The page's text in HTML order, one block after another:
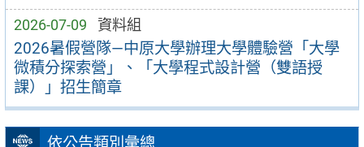
2026-07-09 資料組
2026暑假營隊—中原大學辦理大學體驗營「大學
微積分探索營」、「大學程式設計營（雙語授
課）」招生簡章